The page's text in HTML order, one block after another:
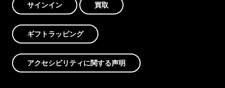
サインイン 買取
ギフトラッピング
アクセシビリティに関する声明